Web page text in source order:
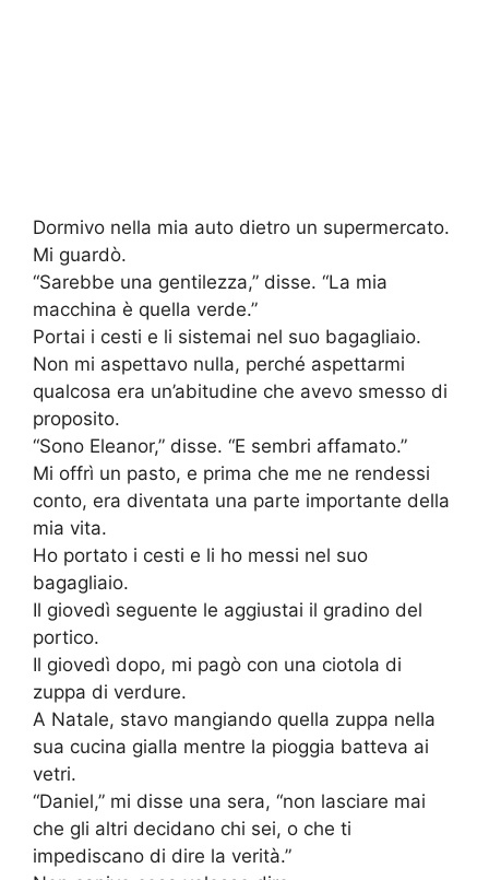
Dormivo nella mia auto dietro un supermercato.
Mi guardò.
“Sarebbe una gentilezza,” disse. “La mia
macchina è quella verde.”
Portai i cesti e li sistemai nel suo bagagliaio.
Non mi aspettavo nulla, perché aspettarmi
qualcosa era un’abitudine che avevo smesso di
proposito.
“Sono Eleanor,” disse. “E sembri affamato.”
Mi offrì un pasto, e prima che me ne rendessi
conto, era diventata una parte importante della
mia vita.
Ho portato i cesti e li ho messi nel suo
bagagliaio.
Il giovedì seguente le aggiustai il gradino del
portico.
Il giovedì dopo, mi pagò con una ciotola di
zuppa di verdure.
A Natale, stavo mangiando quella zuppa nella
sua cucina gialla mentre la pioggia batteva ai
vetri.
“Daniel,” mi disse una sera, “non lasciare mai
che gli altri decidano chi sei, o che ti
impediscano di dire la verità.”